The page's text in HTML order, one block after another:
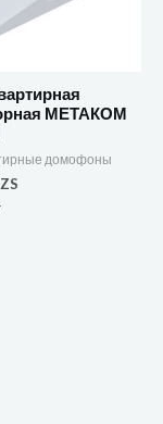
МЕТАКОМ
домофоны